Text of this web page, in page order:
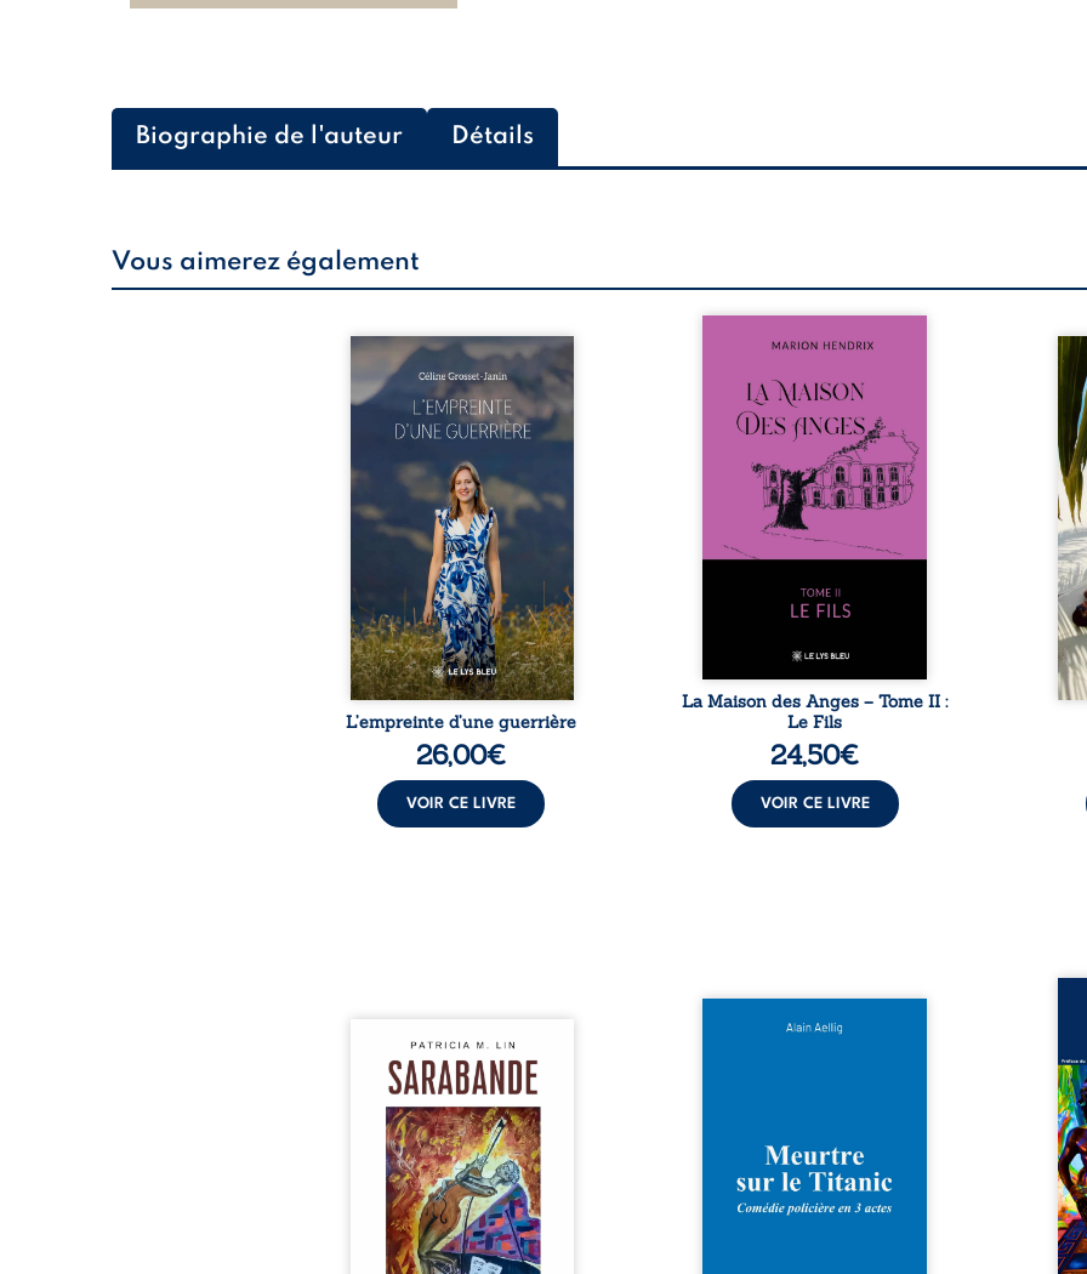
Biographie de l'auteur Détails
Vous aimerez également
Que reste-t-il de l’enfance
lorsque la maladie impose ses
propres règles ? L’empreinte
d’une guerrière livre, sans
détour, le récit d’un quotidien
bouleversé par la maladie
chronique, l’errance médicale
et de longues hospitalisations.
L’auteure y raconte ce que les
dossiers médicaux taisent : la
peur, l’isolement, l’épuisement
et le sentiment de ne pas ...
L’empreinte d’une guerrière
26,00€
VOIR CE LIVRE
Nous sommes en 1979, soit 15
patriarche Anatole-Eustache.
La famille devra affronter non
seulement un inconnu qui rôde
autour du domaine et dont
Firmin, le fidèle majordome,
redoute les visites, le passé
encombrant d’Anatole-
Eustache, la malédiction
familiale, mais aussi la toute-
comment dompter cet enfant
avant qu’il ...
La Maison des Anges – Tome II :
Le Fils
24,50€
VOIR CE LIVRE
Au
eux,
Aux chants crépitants de l’été,
Sous le silence ouaté de la
neige en hiver, Au cours de
nuits pâles, Dans la clarté
bienveillante de la lune, Rêves,
pensées, révoltes et espoirs…
Des mots s’assemblent, colorés,
rebelles aux règles de la
poésie, mais chantant en
rythme. Ils forment une
sarabande, passionnée souvent,
Et si le naufrage n’avait pas
les profondeurs de l’Atlantique.
Sept décennies plus tard, la
découverte de l’épave fait
resurgir un secret que l’on
La
de
qui